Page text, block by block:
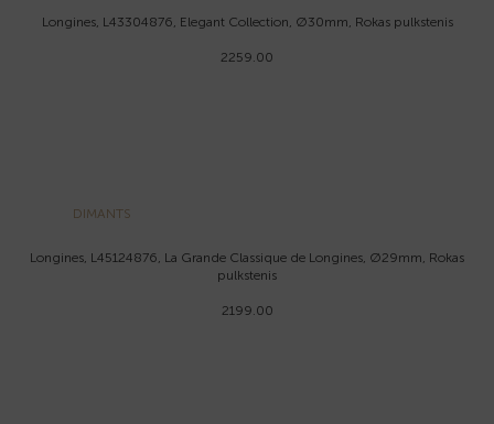
Longines, L43304876, Elegant Collection, Ø30mm, Rokas pulkstenis
2259.00
DIMANTS
Longines, L45124876, La Grande Classique de Longines, Ø29mm, Rokas
pulkstenis
2199.00